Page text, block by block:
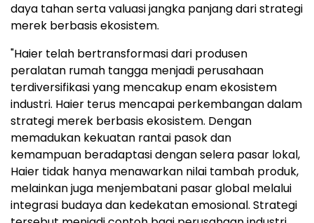
daya tahan serta valuasi jangka panjang dari strategi
merek berbasis ekosistem.
"Haier telah bertransformasi dari produsen
peralatan rumah tangga menjadi perusahaan
terdiversifikasi yang mencakup enam ekosistem
industri. Haier terus mencapai perkembangan dalam
strategi merek berbasis ekosistem. Dengan
memadukan kekuatan rantai pasok dan
kemampuan beradaptasi dengan selera pasar lokal,
Haier tidak hanya menawarkan nilai tambah produk,
melainkan juga menjembatani pasar global melalui
integrasi budaya dan kedekatan emosional. Strategi